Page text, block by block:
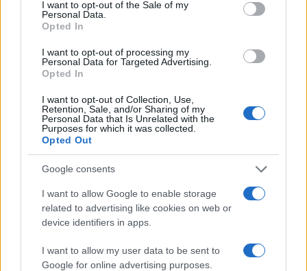
I want to opt-out of the Sale of my
Personal Data.
Opted In
I want to opt-out of processing my
Personal Data for Targeted Advertising.
Opted In
I want to opt-out of Collection, Use,
Retention, Sale, and/or Sharing of my
Personal Data that Is Unrelated with the
Purposes for which it was collected.
Opted Out
Google consents
I want to allow Google to enable storage
related to advertising like cookies on web or
device identifiers in apps.
I want to allow my user data to be sent to
Google for online advertising purposes.
A Magyarországon jelen lévő öt legjelentősebb sörgyártó
(Borsodi Sörgyár Kft., Carlsberg Hungary Kft., Dreher Sörgyárak
Zrt., Heineken Hungária Zrt., és Pécsi Sörfőzde Zrt.) együttes
értékesítése 2021-ben 6,370 millió hektoliter volt.
Hét új autóbusz áll forgalomba a Dél-Dunántúli
Baranya megyében
2018.03.07
Húsz új autóbuszt állít forgalomba a napokban a Dél-dunántúli
Közlekedési Központ Zrt. a térségben - közölte a társaság